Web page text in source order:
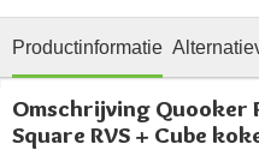
Productinformatie
Omschrijving Quooker
Square RVS + Cube